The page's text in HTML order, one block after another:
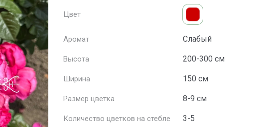
Цвет
Аромат Слабый
Высота 200-300 см
Ширина 150 см
Размер цветка 8-9 см
Количество цветков на стебле 3-5